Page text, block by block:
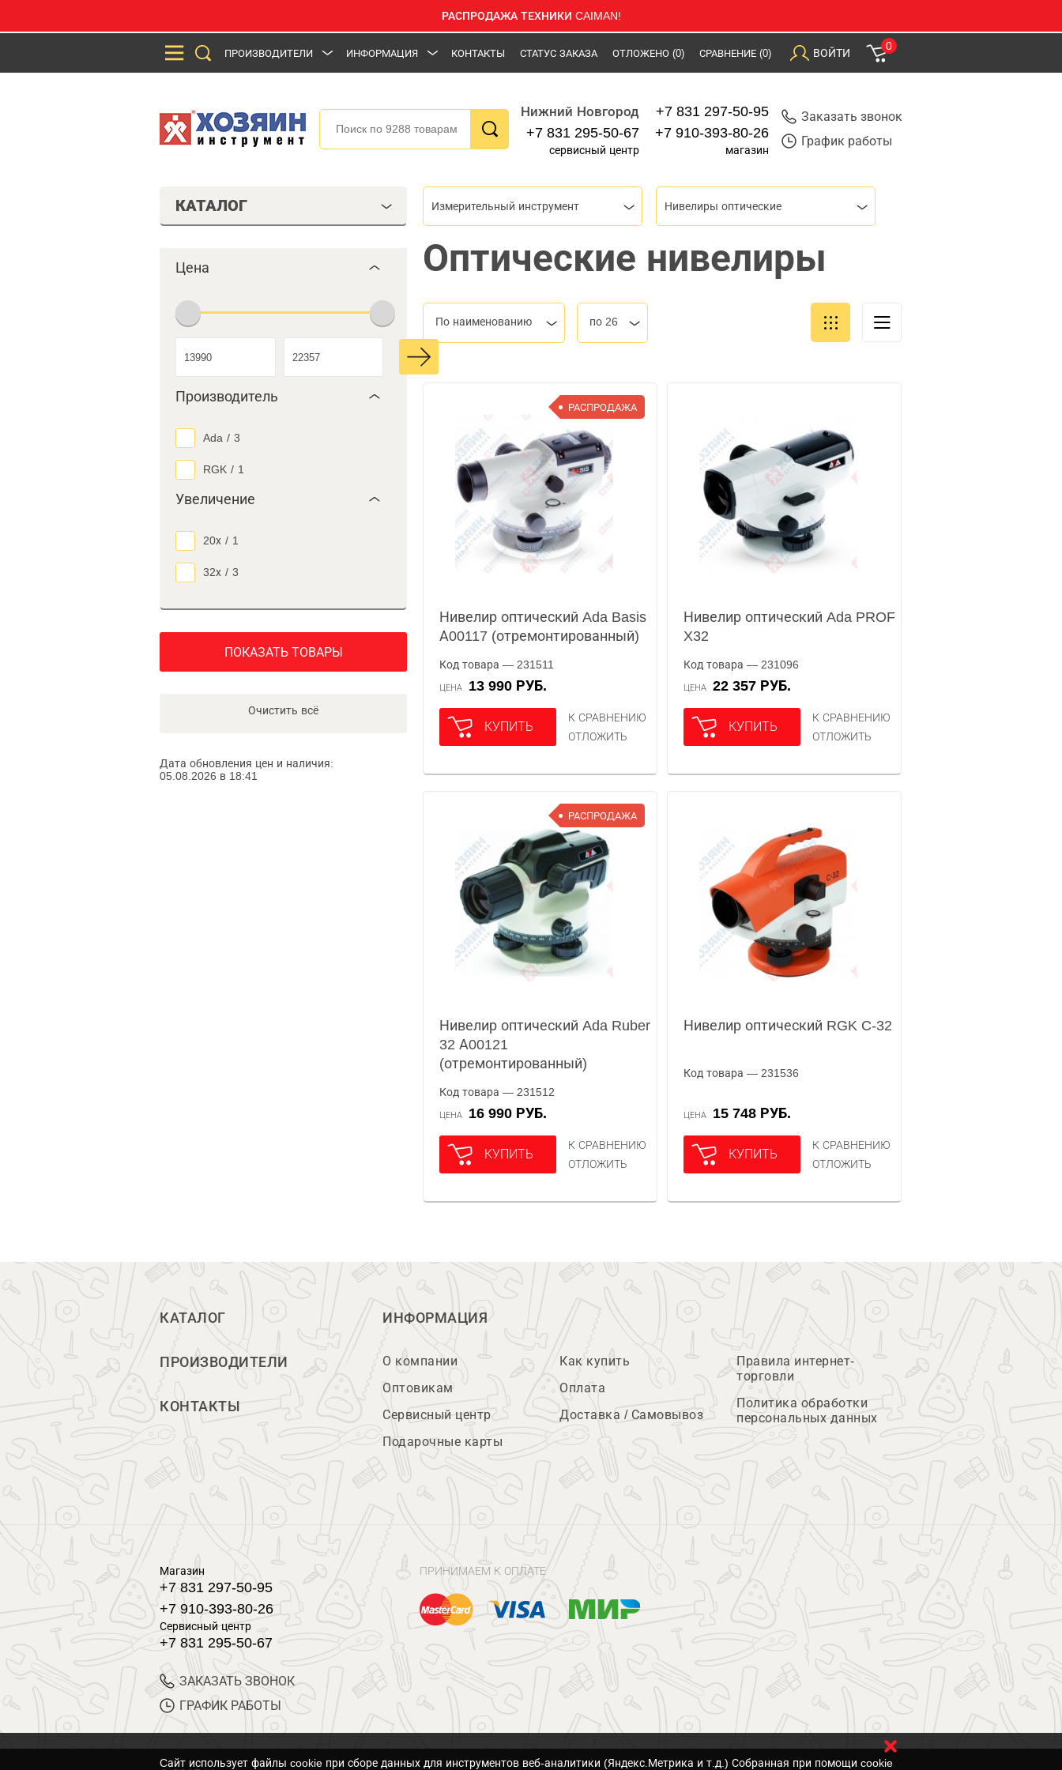
РАСПРОДАЖА ТЕХНИКИ CAIMAN!
ПРОИЗВОДИТЕЛИ ИНФОРМАЦИЯ КОНТАКТЫ СТАТУС ЗАКАЗА ОТЛОЖЕНО (0) СРАВНЕНИЕ (0) ВОЙТИ
0
Нижний Новгород
+7 831 295-50-67
сервисный центр
+7 831 297-50-95
+7 910-393-80-26
магазин
Заказать звонок
График работы
КАТАЛОГ
Цена
Производитель
Ada / 3
RGK / 1
Увеличение
20х / 1
32х / 3
ПОКАЗАТЬ ТОВАРЫ
Очистить всё
Дата обновления цен и наличия:
05.08.2026 в 18:41
Измерительный инструмент Нивелиры оптические
Оптические нивелиры
По наименованию по 26
РАСПРОДАЖА
Нивелир оптический Ada Basis
А00117 (отремонтированный)
Код товара — 231511
ЦЕНА 13 990 РУБ.
КУПИТЬ
К СРАВНЕНИЮ
ОТЛОЖИТЬ
Нивелир оптический Ada PROF
X32
Код товара — 231096
ЦЕНА 22 357 РУБ.
КУПИТЬ
К СРАВНЕНИЮ
ОТЛОЖИТЬ
РАСПРОДАЖА
Нивелир оптический Ada Ruber
32 А00121
(отремонтированный)
Код товара — 231512
ЦЕНА 16 990 РУБ.
КУПИТЬ
К СРАВНЕНИЮ
ОТЛОЖИТЬ
Нивелир оптический RGK C-32
Код товара — 231536
ЦЕНА 15 748 РУБ.
КУПИТЬ
К СРАВНЕНИЮ
ОТЛОЖИТЬ
КАТАЛОГ
ПРОИЗВОДИТЕЛИ
КОНТАКТЫ
ИНФОРМАЦИЯ
О компании
Оптовикам
Сервисный центр
Подарочные карты
Как купить
Оплата
Доставка / Самовывоз
Правила интернет-
торговли
Политика обработки
персональных данных
Магазин
+7 831 297-50-95
+7 910-393-80-26
Сервисный центр
+7 831 295-50-67
ЗАКАЗАТЬ ЗВОНОК
ГРАФИК РАБОТЫ
ПРИНИМАЕМ К ОПЛАТЕ
Cайт использует файлы cookie при сборе данных для инструментов веб-аналитики (Яндекс.Метрика и т.д.) Собранная при помощи cookie